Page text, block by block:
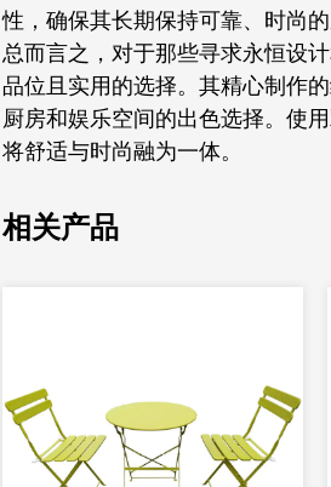
性，确保其长期保持可靠、时尚的
总而言之，对于那些寻求永恒设
品位且实用的选择。其精心制作
厨房和娱乐空间的出色选择。使
将舒适与时尚融为一体。
相关产品